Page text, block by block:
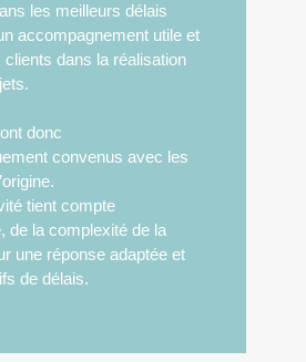
les meilleurs délais
accompagnement utile et
dans la réalisation
donc
convenus avec les
tient compte
de la complexité de la
une réponse adaptée et
de délais.